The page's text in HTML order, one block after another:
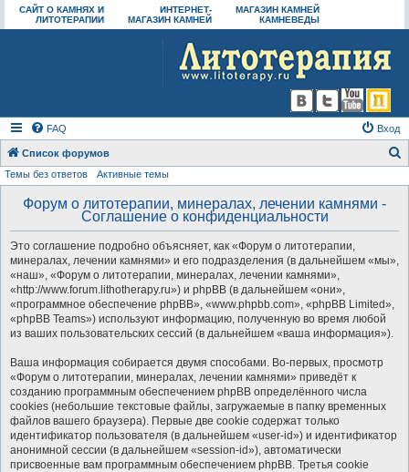
САЙТ О КАМНЯХ И
ЛИТОТЕРАПИИ
ИНТЕРНЕТ-
МАГАЗИН КАМНЕЙ
МАГАЗИН КАМНЕЙ
КАМНЕВЕДЫ
FAQ Вход
Список форумов
Темы без ответов Активные темы
Форум о литотерапии, минералах, лечении камнями -
Соглашение о конфиденциальности
Это соглашение подробно объясняет, как «Форум о литотерапии,
минералах, лечении камнями» и его подразделения (в дальнейшем «мы»,
«наш», «Форум о литотерапии, минералах, лечении камнями»,
«http://www.forum.lithotherapy.ru») и phpBB (в дальнейшем «они»,
«программное обеспечение phpBB», «www.phpbb.com», «phpBB Limited»,
«phpBB Teams») используют информацию, полученную во время любой
из ваших пользовательских сессий (в дальнейшем «ваша информация»).
Ваша информация собирается двумя способами. Во-первых, просмотр
«Форум о литотерапии, минералах, лечении камнями» приведёт к
созданию программным обеспечением phpBB определённого числа
cookies (небольшие текстовые файлы, загружаемые в папку временных
файлов вашего браузера). Первые две cookie содержат только
идентификатор пользователя (в дальнейшем «user-id») и идентификатор
анонимной сессии (в дальнейшем «session-id»), автоматически
присвоенные вам программным обеспечением phpBB. Третья cookie